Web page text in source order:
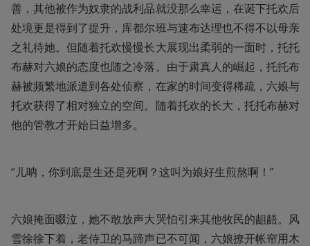
善，其他被作为奴隶的战利品就没那么幸运，在诞下托欢后
处境更是得到了提升，库都尔班与速布达理也不得不以母亲
之礼待她。但随着托欢慢慢长大展现出柔弱的一面时，托托
布赫对六娘的态度也随之冷落。由于肃真人的崛起，托托布
赫被频繁地派遣到各处侦察，在家的时间变得稀疏，六娘与
托欢获得了相对独立的空间。随着托欢的长大，托托布赫对
他的管教才开始日益增多。
“儿呐，你到底是生还是死啊？这叫为娘好生煎熬啊！”
六娘掩面啜泣，她不敢放声大哭怕引来其他牧民的龃龉。风
雪徐徐下着，老侍卫的马蹄声已不可闻，六娘撩开帐帘用木